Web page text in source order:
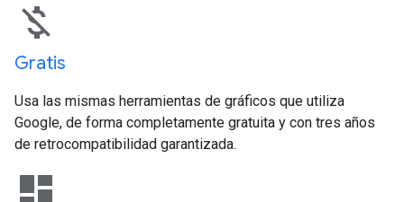
money_off
Gratis
Usa las mismas herramientas de gráficos que utiliza
Google, de forma completamente gratuita y con tres años
de retrocompatibilidad garantizada.
dashboard